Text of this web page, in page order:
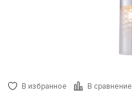
В избранное В сравнение